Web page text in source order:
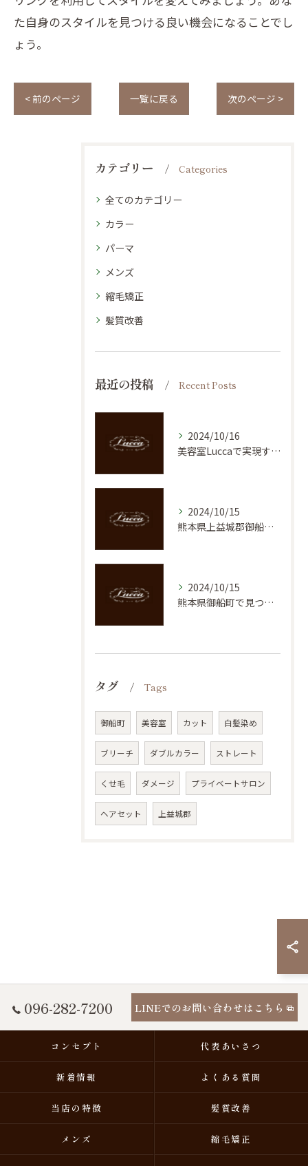
た自身のスタイルを見つける良い機会になることでし
ょう。
< 前のページ 一覧に戻る 次のページ >
カテゴリー Categories
全てのカテゴリー
カラー
パーマ
メンズ
縮毛矯正
髪質改善
最近の投稿 Recent Posts
2024/10/16
美容室Luccaで実現する理想の髪質：御船町のトップサロンを紹介
2024/10/15
熊本県上益城郡御船町での魅力的なヘアスタイル体験！美容室の新しいトレンド
2024/10/15
熊本県御船町で見つける理想のメンズカット！ヘアサロンLuccaの魅力
タグ Tags
御船町 美容室 カット 白髪染め
ブリーチ ダブルカラー ストレート
くせ毛 ダメージ プライベートサロン
ヘアセット 上益城郡
096-282-7200 LINEでのお問い合わせはこちら
コンセプト 代表あいさつ
新着情報 よくある質問
当店の特徴 髪質改善
メンズ 縮毛矯正